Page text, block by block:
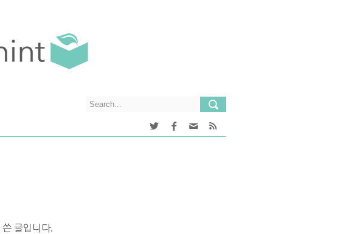
글입니다.